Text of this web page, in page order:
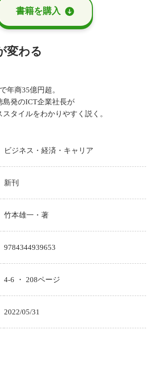
書籍を購⼊
変わる
年商35億円超。
島発のICT企業社長が
タイルをわかりやすく説く。
ビジネス・経済・キャリア
新刊
竹本雄一 ・著
9784344939653
4-6 ・ 208ページ
2022/05/31